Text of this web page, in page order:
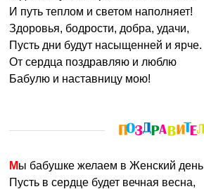
И путь теплом и светом наполняет!
Здоровья, бодрости, добра, удачи,
Пусть дни будут насыщенней и ярче.
От сердца поздравляю и люблю
Бабулю и наставницу мою!
Мы бабушке желаем в Женский день
Пусть в сердце будет вечная весна,